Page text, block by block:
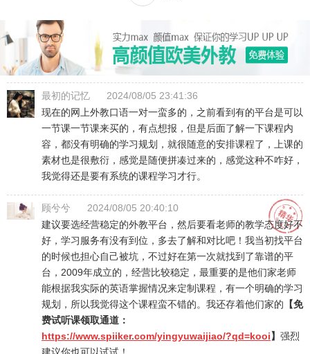
最初的记忆
2024/08/05 23:41:36
现在的网上外教口语一对一蛮多的，之前看到有的平台是可以
一节课一节课来买的，有点想报，但是后面了解一下课程内
容，都没有明确的学习规划，就很随意的安排课程了，上课的
素材也是很敷衍，感觉是随便拼凑过来的，感觉这种不咋好，
我觉得还是要有系统的课程学习才行。
顾兮兮
2024/08/05 20:40:10
建议要选经营稳定的外教平台，然后要看老师的教学态度好不
好，学习服务有没有到位，多去了解和对比吧！我当初找平台
的时候也担心自己被坑，不过好在第一次就找到了靠谱的平
台，2009年成立的，经营比较稳定，最重要的是他们家老师
能根据我实际的英语掌握情况来定制课程，有一个明确的学习
规划，所以我觉得这个课程蛮不错的。我还存着他们家的 【免
费试听课领取通道：
https://www.spiiker.com/yingyuwaijiao/?qd=kooi】 强烈